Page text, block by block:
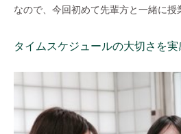
なので、今回初めて先輩方と一緒に授
タイムスケジュールの大切さを実